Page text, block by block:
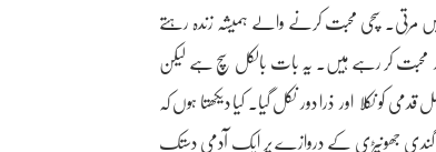
مرتی۔ سچی محبت کرنے والے ہمیشہ زندہ رہتے
اور محبت کر رہے ہیں۔ یہ بات بالکل سچ ہے لیکن
کو نکلا اور ذرا دور نکل گیا۔ کیا دیکھتا ہوں کہ
گندی جھونپڑی کے دروازے پر ایک آدمی دستک